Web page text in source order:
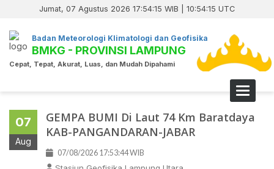
Jumat, 07 Agustus 2026 17:54:15 WIB | 10:54:15 UTC
Badan Meteorologi Klimatologi dan Geofisika
BMKG - PROVINSI LAMPUNG
Cepat, Tepat, Akurat, Luas, dan Mudah Dipahami
Toggle
07
Aug
GEMPA BUMI Di Laut 74 Km Baratdaya
KAB-PANGANDARAN-JABAR
07/08/2026 17:53:44 WIB